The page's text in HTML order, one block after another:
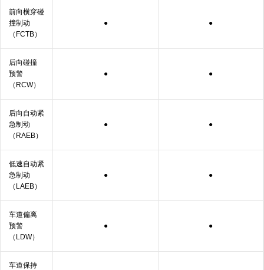
前向横穿碰
撞制动
（FCTB）
● ●
后向碰撞
预警
（RCW）
● ●
后向自动紧
急制动
（RAEB）
● ●
低速自动紧
急制动
（LAEB）
● ●
车道偏离
预警
（LDW）
● ●
车道保持